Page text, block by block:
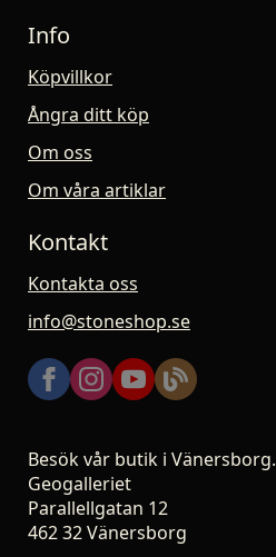
Info
Köpvillkor
Ångra ditt köp
Om oss
Om våra artiklar
Kontakt
Kontakta oss
info@stoneshop.se
Besök vår butik i Vänersborg.
Geogalleriet
Parallellgatan 12
462 32 Vänersborg